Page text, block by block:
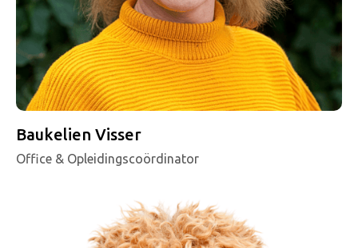
Baukelien Visser
Office & Opleidingscoördinator